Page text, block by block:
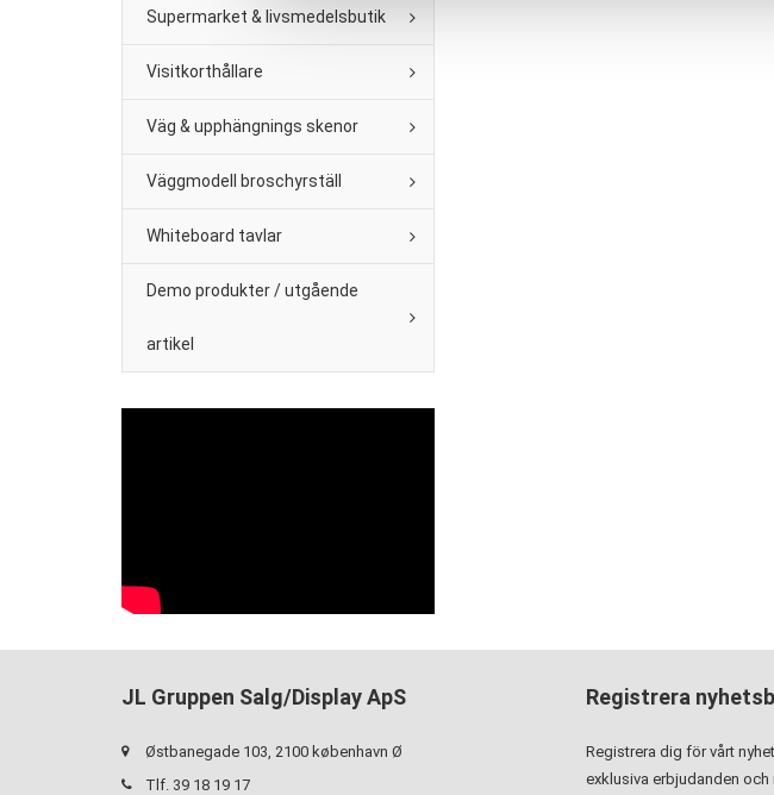
Supermarket & livsmedelsbutik
Visitkorthållare
Väg & upphängnings skenor
Väggmodell broschyrställ
Whiteboard tavlar
Demo produkter / utgående
artikel
JL Gruppen Salg/Display ApS
Østbanegade 103, 2100 københavn Ø
Tlf. 39 18 19 17
Registrera
Registrera dig för vårt
exklusiva erbjudanden och